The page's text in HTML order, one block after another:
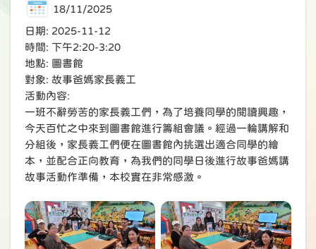
18/11/2025
日期: 2025-11-12
時間: 下午2:20-3:20
地點: 圖書館
對象: 故事爸媽家長義工
活動內容:
一班不辭勞苦的家長義工們，為了培養同學的閱讀興趣，
今天百忙之中來到圖書館進行籌組會議。經過一輪講解和
分組後，家長義工們便在圖書館內挑選出適合同學的繪
本，並配合正向教育，為我們的同學日後進行故事爸媽講
故事活動作準備，本校實在非常感激。